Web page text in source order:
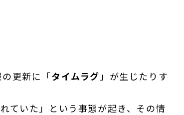
更新に「タイムラグ 」が生じたりす
ていた」という事態が起き、その情